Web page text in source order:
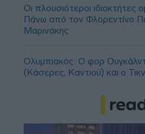
Οι πλουσιότεροι
Πάνω από τον Φλορεντίνο
Μαρινάκης
Ολυμπιακός: Ο φορ
(Κάσερες, Καντιού) και ο